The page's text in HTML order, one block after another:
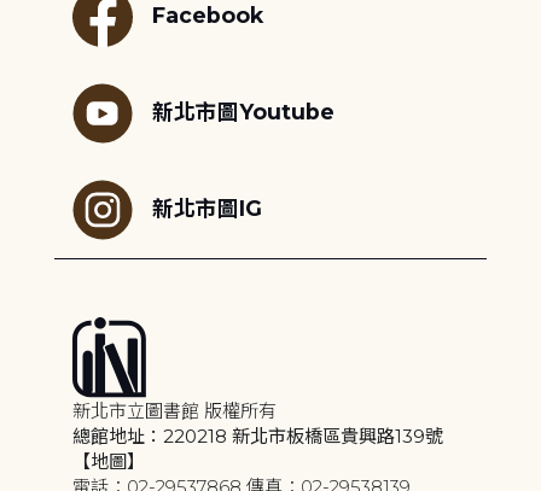
Facebook
新北市圖Youtube
新北市圖IG
新北市立圖書館 版權所有
總館地址：220218 新北市板橋區貴興路139號
【地圖】